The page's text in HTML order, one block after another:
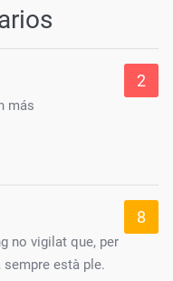
2
más
8
no vigilat que, per
sempre està ple.